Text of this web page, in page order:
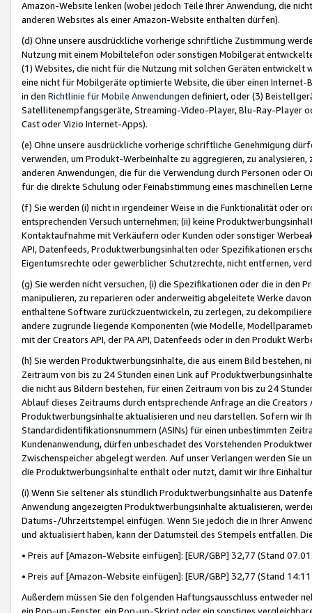
Amazon-Website lenken (wobei jedoch Teile Ihrer Anwendung, die
anderen Websites als einer Amazon-Website enthalten dürfen).
(d) Ohne unsere ausdrückliche vorherige schriftliche Zustimmung
Nutzung mit einem Mobiltelefon oder sonstigen Mobilgerät
(1) Websites, die nicht für die Nutzung mit solchen Geräten
eine nicht für Mobilgeräte optimierte Website, die über einen
in den Richtlinie für Mobile Anwendungen definiert, oder (3)
Satellitenempfangsgeräte, Streaming-Video-Player, Blu-Ray-Player
Cast oder Vizio Internet-Apps).
(e) Ohne unsere ausdrückliche vorherige schriftliche Genehmigung
verwenden, um Produkt-Werbeinhalte zu aggregieren, zu
anderen Anwendungen, die für die Verwendung durch Personen
für die direkte Schulung oder Feinabstimmung eines maschinellen
(f) Sie werden (i) nicht in irgendeiner Weise in die Funktionalität oder
entsprechenden Versuch unternehmen; (ii) keine
Kontaktaufnahme mit Verkäufern oder Kunden oder sonstiger
API, Datenfeeds, Produktwerbungsinhalten oder Spezifikationen
Eigentumsrechte oder gewerblicher Schutzrechte, nicht entfernen,
(g) Sie werden nicht versuchen, (i) die Spezifikationen oder die in
manipulieren, zu reparieren oder anderweitig abgeleitete Werke
enthaltene Software zurückzuentwickeln, zu zerlegen, zu
andere zugrunde liegende Komponenten (wie Modelle,
mit der Creators API, der PA API, Datenfeeds oder in den Produkt
(h) Sie werden Produktwerbungsinhalte, die aus einem Bild bestehen,
Zeitraum von bis zu 24 Stunden einen Link auf
die nicht aus Bildern bestehen, für einen Zeitraum von bis zu 24
Ablauf dieses Zeitraums durch entsprechende Anfrage an die
Produktwerbungsinhalte aktualisieren und neu darstellen. Sofern wir
Standardidentifikationsnummern (ASINs) für einen unbestimmten
Kundenanwendung, dürfen unbeschadet des Vorstehenden
Zwischenspeicher abgelegt werden. Auf unser Verlangen werden Sie
die Produktwerbungsinhalte enthält oder nutzt, damit wir Ihre
(i) Wenn Sie seltener als stündlich Produktwerbungsinhalte aus
Anwendung angezeigten Produktwerbungsinhalte aktualisieren,
Datums-/Uhrzeitstempel einfügen. Wenn Sie jedoch die in Ihrer
und aktualisiert haben, kann der Datumsteil des Stempels entfallen.
• Preis auf [Amazon-Website einfügen]: [EUR/GBP] 32,77 (Stand
• Preis auf [Amazon-Website einfügen]: [EUR/GBP] 32,77 (Stand
Außerdem müssen Sie den folgenden Haftungsausschluss entweder
ein Pop-up-Fenster, ein Pop-up-Skript oder ein sonstiges